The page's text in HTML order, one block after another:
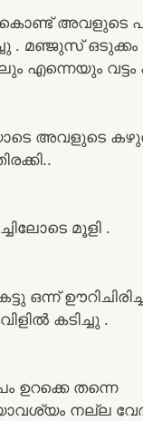
അവളുടെ
. മഞ്ജുസ് ഒടുക്കം
എന്നെയും വട്ടം
അവളുടെ
മൂളി .
ഒന്ന്
കടിച്ചു .
ഉറക്കെ തന്നെ
നല്ല